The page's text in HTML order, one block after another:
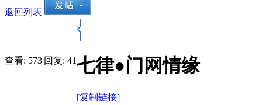
返回列表
查看: 573|回复: 41七律●门网情缘
[复制链接]